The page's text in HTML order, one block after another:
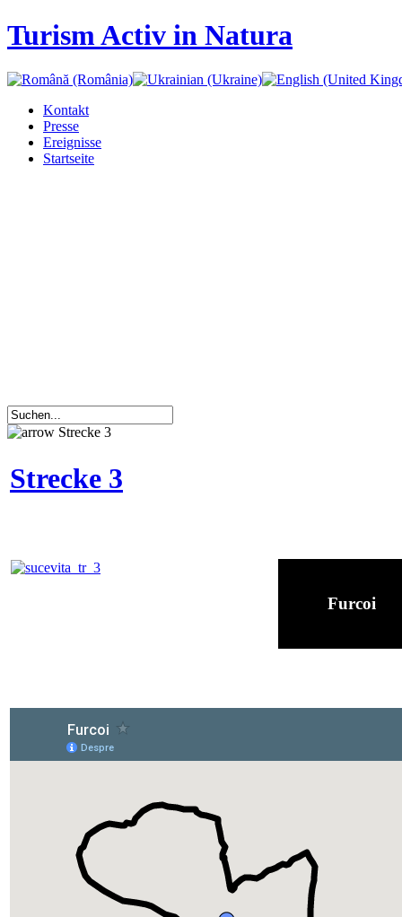
Turism Activ in Natura
Kontakt
Presse
Ereignisse
Startseite
Strecke 3
Strecke 3
Furcoi